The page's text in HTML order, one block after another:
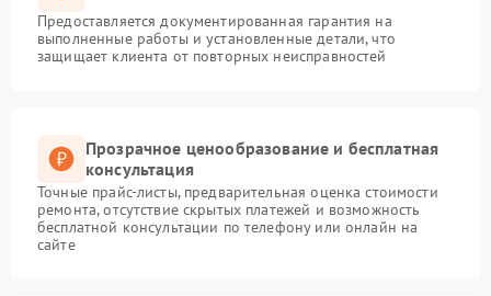
Предоставляется документированная гарантия на
выполненные работы и установленные детали, что
защищает клиента от повторных неисправностей
Прозрачное ценообразование и бесплатная
консультация
Точные прайс-листы, предварительная оценка стоимости
ремонта, отсутствие скрытых платежей и возможность
бесплатной консультации по телефону или онлайн на
сайте